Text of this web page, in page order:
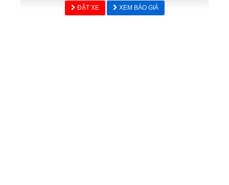
ĐẶT XE XEM BÁO GIÁ